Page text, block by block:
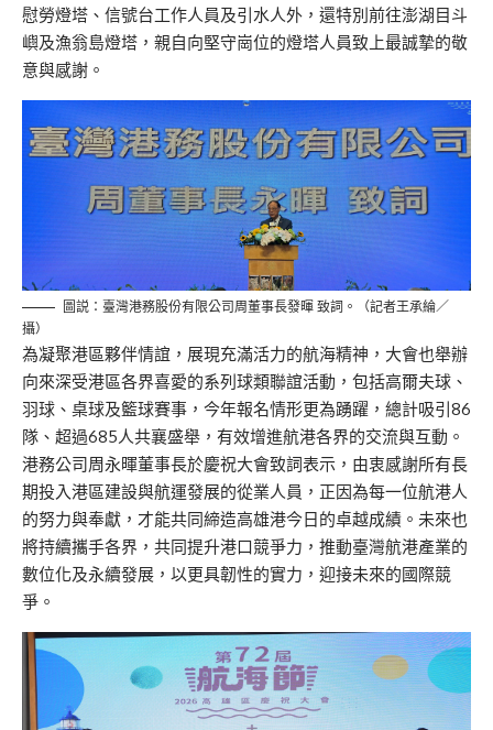
慰勞燈塔、信號台工作人員及引水人外，還特別前往澎湖目斗
嶼及漁翁島燈塔，親自向堅守崗位的燈塔人員致上最誠摯的敬
意與感謝。
圖説：臺灣港務股份有限公司周董事長發暉 致詞。（記者王承綸／
攝）
為凝聚港區夥伴情誼，展現充滿活力的航海精神，大會也舉辦
向來深受港區各界喜愛的系列球類聯誼活動，包括高爾夫球、
羽球、桌球及籃球賽事，今年報名情形更為踴躍，總計吸引86
隊、超過685人共襄盛舉，有效增進航港各界的交流與互動。
港務公司周永暉董事長於慶祝大會致詞表示，由衷感謝所有長
期投入港區建設與航運發展的從業人員，正因為每一位航港人
的努力與奉獻，才能共同締造高雄港今日的卓越成績。未來也
將持續攜手各界，共同提升港口競爭力，推動臺灣航港產業的
數位化及永續發展，以更具韌性的實力，迎接未來的國際競
爭。